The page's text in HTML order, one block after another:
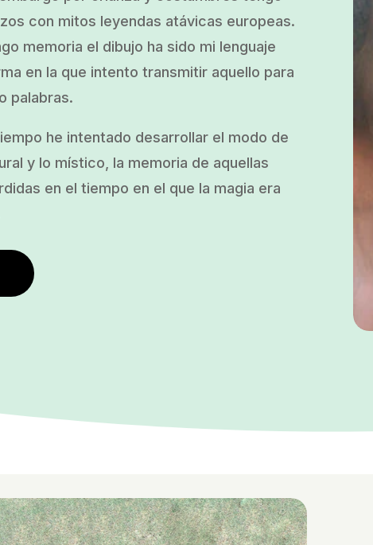
con mitos leyendas atávicas europeas.
memoria el dibujo ha sido mi lenguaje
en la que intento transmitir aquello para
palabras.
he intentado desarrollar el modo de
y lo místico, la memoria de aquellas
en el tiempo en el que la magia era